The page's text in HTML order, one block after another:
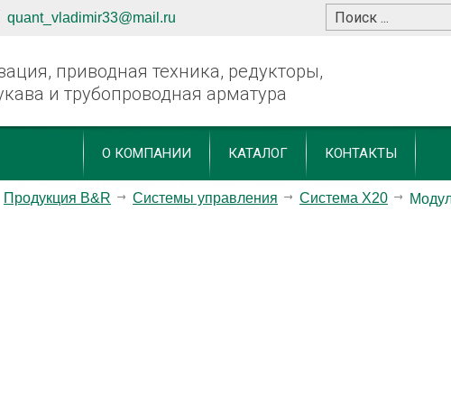
quant_vladimir33@mail.ru
приводная техника, редукторы,
и трубопроводная арматура
О КОМПАНИИ КАТАЛОГ КОНТАКТЫ
Продукция B&R Системы управления Система X20